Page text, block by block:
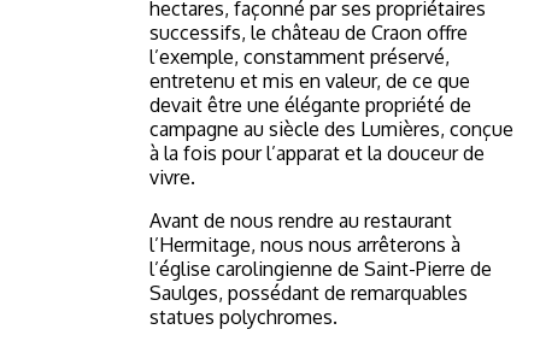
hectares, façonné par ses propriétaires
successifs, le château de Craon offre
l’exemple, constamment préservé,
entretenu et mis en valeur, de ce que
devait être une élégante propriété de
campagne au siècle des Lumières, conçue
à la fois pour l’apparat et la douceur de
vivre.
Avant de nous rendre au restaurant
l’Hermitage, nous nous arrêterons à
l’église carolingienne de Saint-Pierre de
Saulges, possédant de remarquables
statues polychromes.